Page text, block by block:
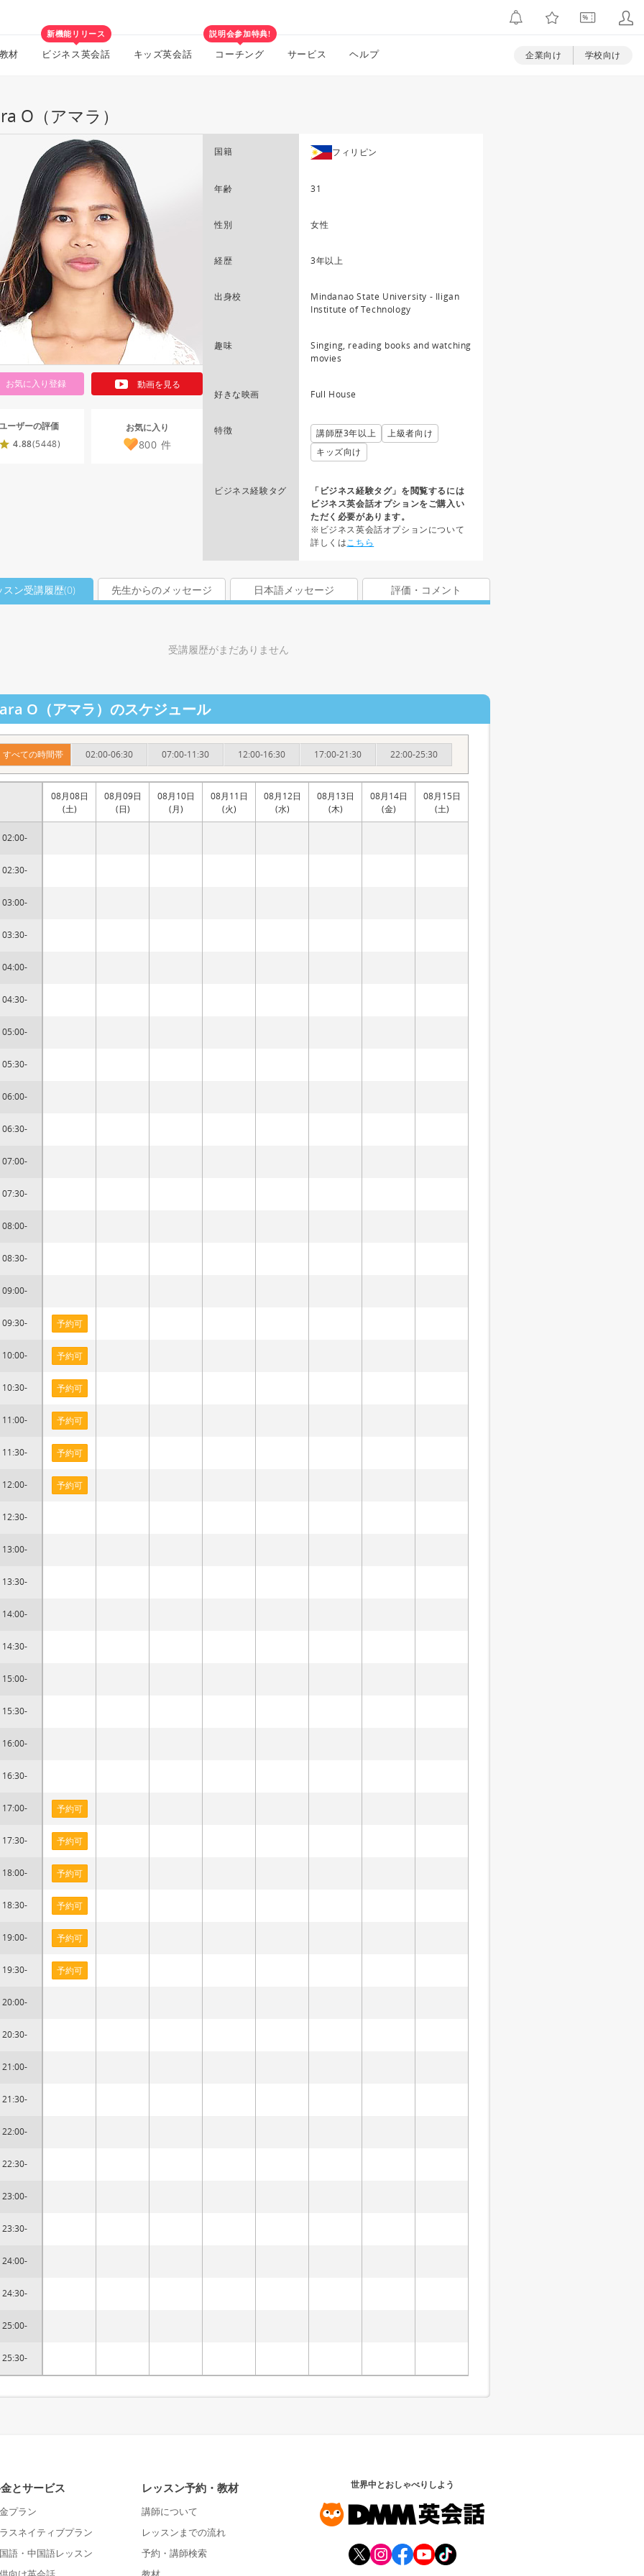
材
新機能リリース
ビジネス英会話 キッズ英会話
説明会参加特典!
コーチング サービス ヘルプ 企業向け 学校向け
O（アマラ）
お気に入り登録 動画を見る
ーザーの評価
4.88(5448)
お気に入り
800 件
国籍 フィリピン
年齢 31
性別 女性
経歴 3年以上
出身校
Mindanao State University - Iligan
Institute of Technology
趣味
Singing, reading books and watching
movies
好きな映画 Full House
特徴 講師歴3年以上
上級者向け
キッズ向け
ビジネス経験タグ
「ビジネス経験タグ」を閲覧するには
ビジネス英会話オプションをご購入い
ただく必要があります。
※ビジネス英会話オプションについて
詳しくはこちら
スン受講履歴(0) 先生からのメッセージ 日本語メッセージ 評価・コメント
受講履歴がまだありません
O（アマラ）のスケジュール
すべての時間帯 02:00-06:30 07:00-11:30 12:00-16:30 17:00-21:30 22:00-25:30
02:00-
02:30-
03:00-
03:30-
04:00-
04:30-
05:00-
05:30-
06:00-
06:30-
07:00-
07:30-
08:00-
08:30-
09:00-
09:30-
10:00-
10:30-
11:00-
11:30-
12:00-
12:30-
13:00-
13:30-
14:00-
14:30-
15:00-
15:30-
16:00-
16:30-
17:00-
17:30-
18:00-
18:30-
19:00-
19:30-
20:00-
20:30-
21:00-
21:30-
22:00-
22:30-
23:00-
23:30-
24:00-
24:30-
25:00-
25:30-
08月08日
(土)
予約可
予約可
予約可
予約可
予約可
予約可
予約可
予約可
予約可
予約可
予約可
予約可
08月09日
(日)
08月10日
(月)
08月11日
(火)
08月12日
(水)
08月13日
(木)
08月14日
(金)
08月15日
(土)
とサービス
プラン
スネイティブプラン
語・中国語レッスン
レッスン予約・教材
講師について
レッスンまでの流れ
予約・講師検索
世界中とおしゃべりしよう